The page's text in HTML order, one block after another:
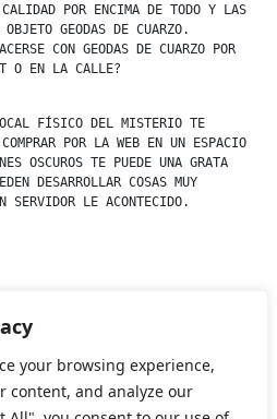
your browsing experience,
content, and analyze our
POR ENCIMA DE TODO Y LAS
GEODAS DE CUARZO.
CON GEODAS DE CUARZO POR
O EN LA CALLE?
FÍSICO DEL MISTERIO TE
POR LA WEB EN UN ESPACIO
OSCUROS TE PUEDE UNA GRATA
DESARROLLAR COSAS MUY
SERVIDOR LE ACONTECIDO.